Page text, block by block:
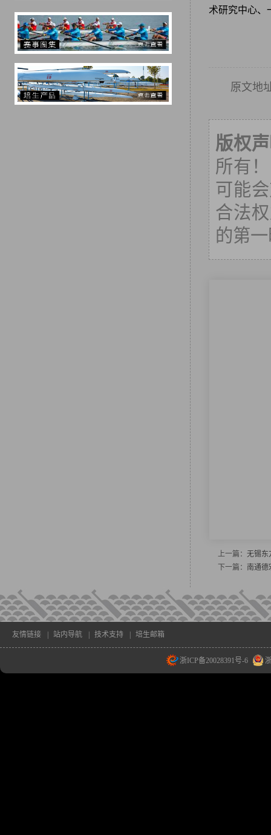
术研究中心、
原文地
版权
所有
可能
合法
的第
上一篇： 无锡东
下一篇： 南通德
友情链接 站内导航 技术支持 培生邮箱
浙ICP备20028391号-6